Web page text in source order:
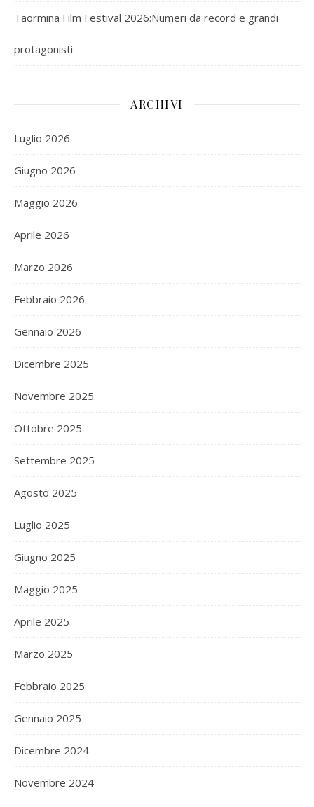
Taormina Film Festival 2026:Numeri da record e grandi
protagonisti
ARCHIVI
Luglio 2026
Giugno 2026
Maggio 2026
Aprile 2026
Marzo 2026
Febbraio 2026
Gennaio 2026
Dicembre 2025
Novembre 2025
Ottobre 2025
Settembre 2025
Agosto 2025
Luglio 2025
Giugno 2025
Maggio 2025
Aprile 2025
Marzo 2025
Febbraio 2025
Gennaio 2025
Dicembre 2024
Novembre 2024